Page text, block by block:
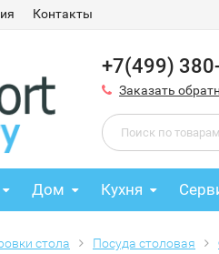
Контакты
+7(499)
Заказать
Дом Кухня
стола Посуда столовая